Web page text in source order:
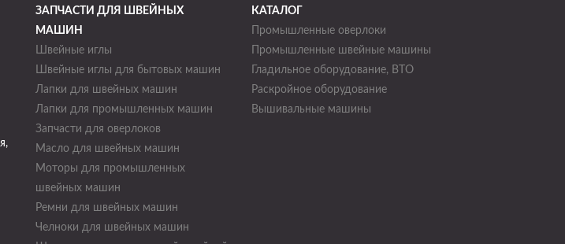
ЗАПЧАСТИ ДЛЯ ШВЕЙНЫХ
МАШИН
Швейные иглы
Швейные иглы для бытовых машин
Лапки для швейных машин
Лапки для промышленных машин
Запчасти для оверлоков
Масло для швейных машин
Моторы для промышленных
швейных машин
Ремни для швейных машин
Челноки для швейных машин
КАТАЛОГ
Промышленные оверлоки
Промышленные швейные машины
Гладильное оборудование, ВТО
Раскройное оборудование
Вышивальные машины